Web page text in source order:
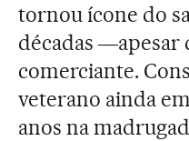
tornou ícone do
décadas ―apesar
comerciante.
veterano ainda
anos na